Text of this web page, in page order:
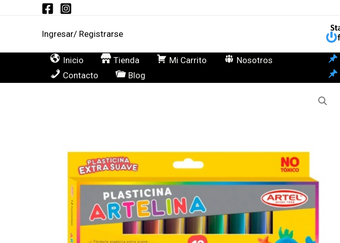
Ingresar/ Registrarse
Inicio Tienda Mi Carrito
Nosotros
Contacto
Blog